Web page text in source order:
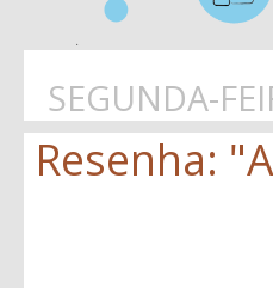
SEGUNDA-
Resenha: